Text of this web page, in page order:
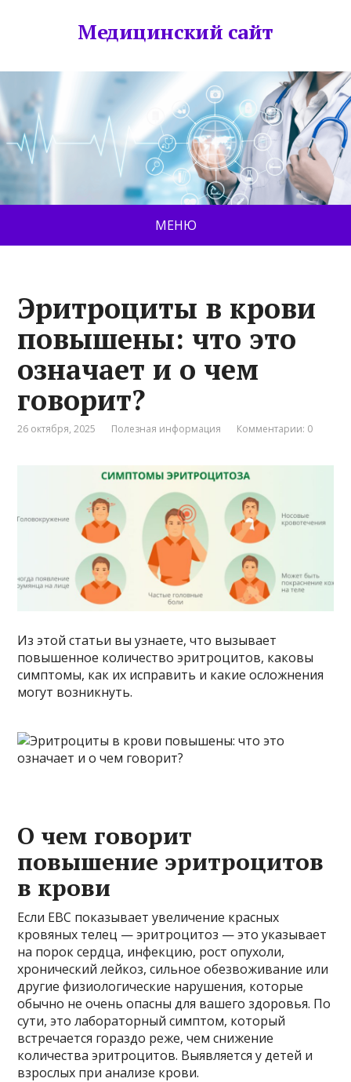
Медицинский сайт
МЕНЮ
Эритроциты в крови
повышены: что это
означает и о чем
говорит?
26 октября, 2025 Полезная информация Комментарии: 0
Из этой статьи вы узнаете, что вызывает
повышенное количество эритроцитов, каковы
симптомы, как их исправить и какие осложнения
могут возникнуть.
О чем говорит
повышение эритроцитов
в крови
Если EBC показывает увеличение красных
кровяных телец — эритроцитоз — это указывает
на порок сердца, инфекцию, рост опухоли,
хронический лейкоз, сильное обезвоживание или
другие физиологические нарушения, которые
обычно не очень опасны для вашего здоровья. По
сути, это лабораторный симптом, который
встречается гораздо реже, чем снижение
количества эритроцитов. Выявляется у детей и
взрослых при анализе крови.